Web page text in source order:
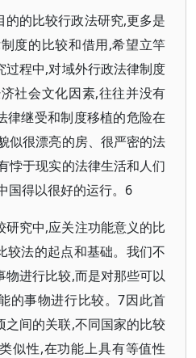
的的比较行政法研究,更多是
度的比较和借用,希望立竿
过程中,对域外行政法律制度
社会文化因素,往往并没有
律继受和制度移植的危险在
似很漂亮的房、很严密的法
悖于现实的法律生活和人们
国得以很好的运行。6
研究中,应关注功能意义的比
较法的起点和基础。我们不
进行比较,而是对那些可以
的事物进行比较。7因此首
之间的关联,不同国家的比较
似性,在功能上具有等值性